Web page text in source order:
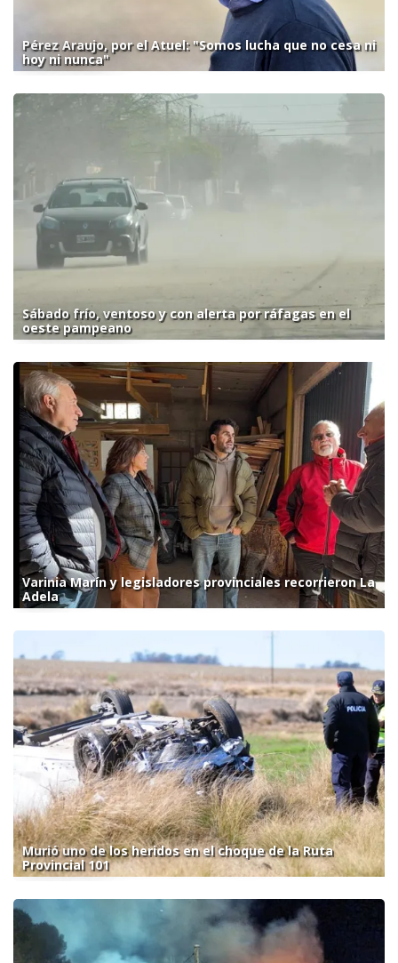
Pérez Araujo, por el Atuel: "Somos lucha que no cesa ni
hoy ni nunca"
Sábado frío, ventoso y con alerta por ráfagas en el
oeste pampeano
Varinia Marín y legisladores provinciales recorrieron La
Adela
Murió uno de los heridos en el choque de la Ruta
Provincial 101